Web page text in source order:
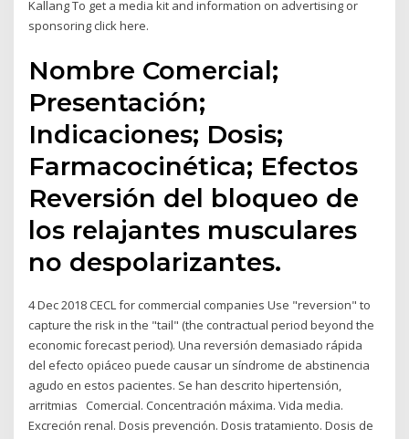
Kallang To get a media kit and information on advertising or
sponsoring click here.
Nombre Comercial;
Presentación;
Indicaciones; Dosis;
Farmacocinética; Efectos
Reversión del bloqueo de
los relajantes musculares
no despolarizantes.
4 Dec 2018 CECL for commercial companies Use "reversion" to
capture the risk in the "tail" (the contractual period beyond the
economic forecast period). Una reversión demasiado rápida
del efecto opiáceo puede causar un síndrome de abstinencia
agudo en estos pacientes. Se han descrito hipertensión,
arritmias Comercial. Concentración máxima. Vida media.
Excreción renal. Dosis prevención. Dosis tratamiento. Dosis de